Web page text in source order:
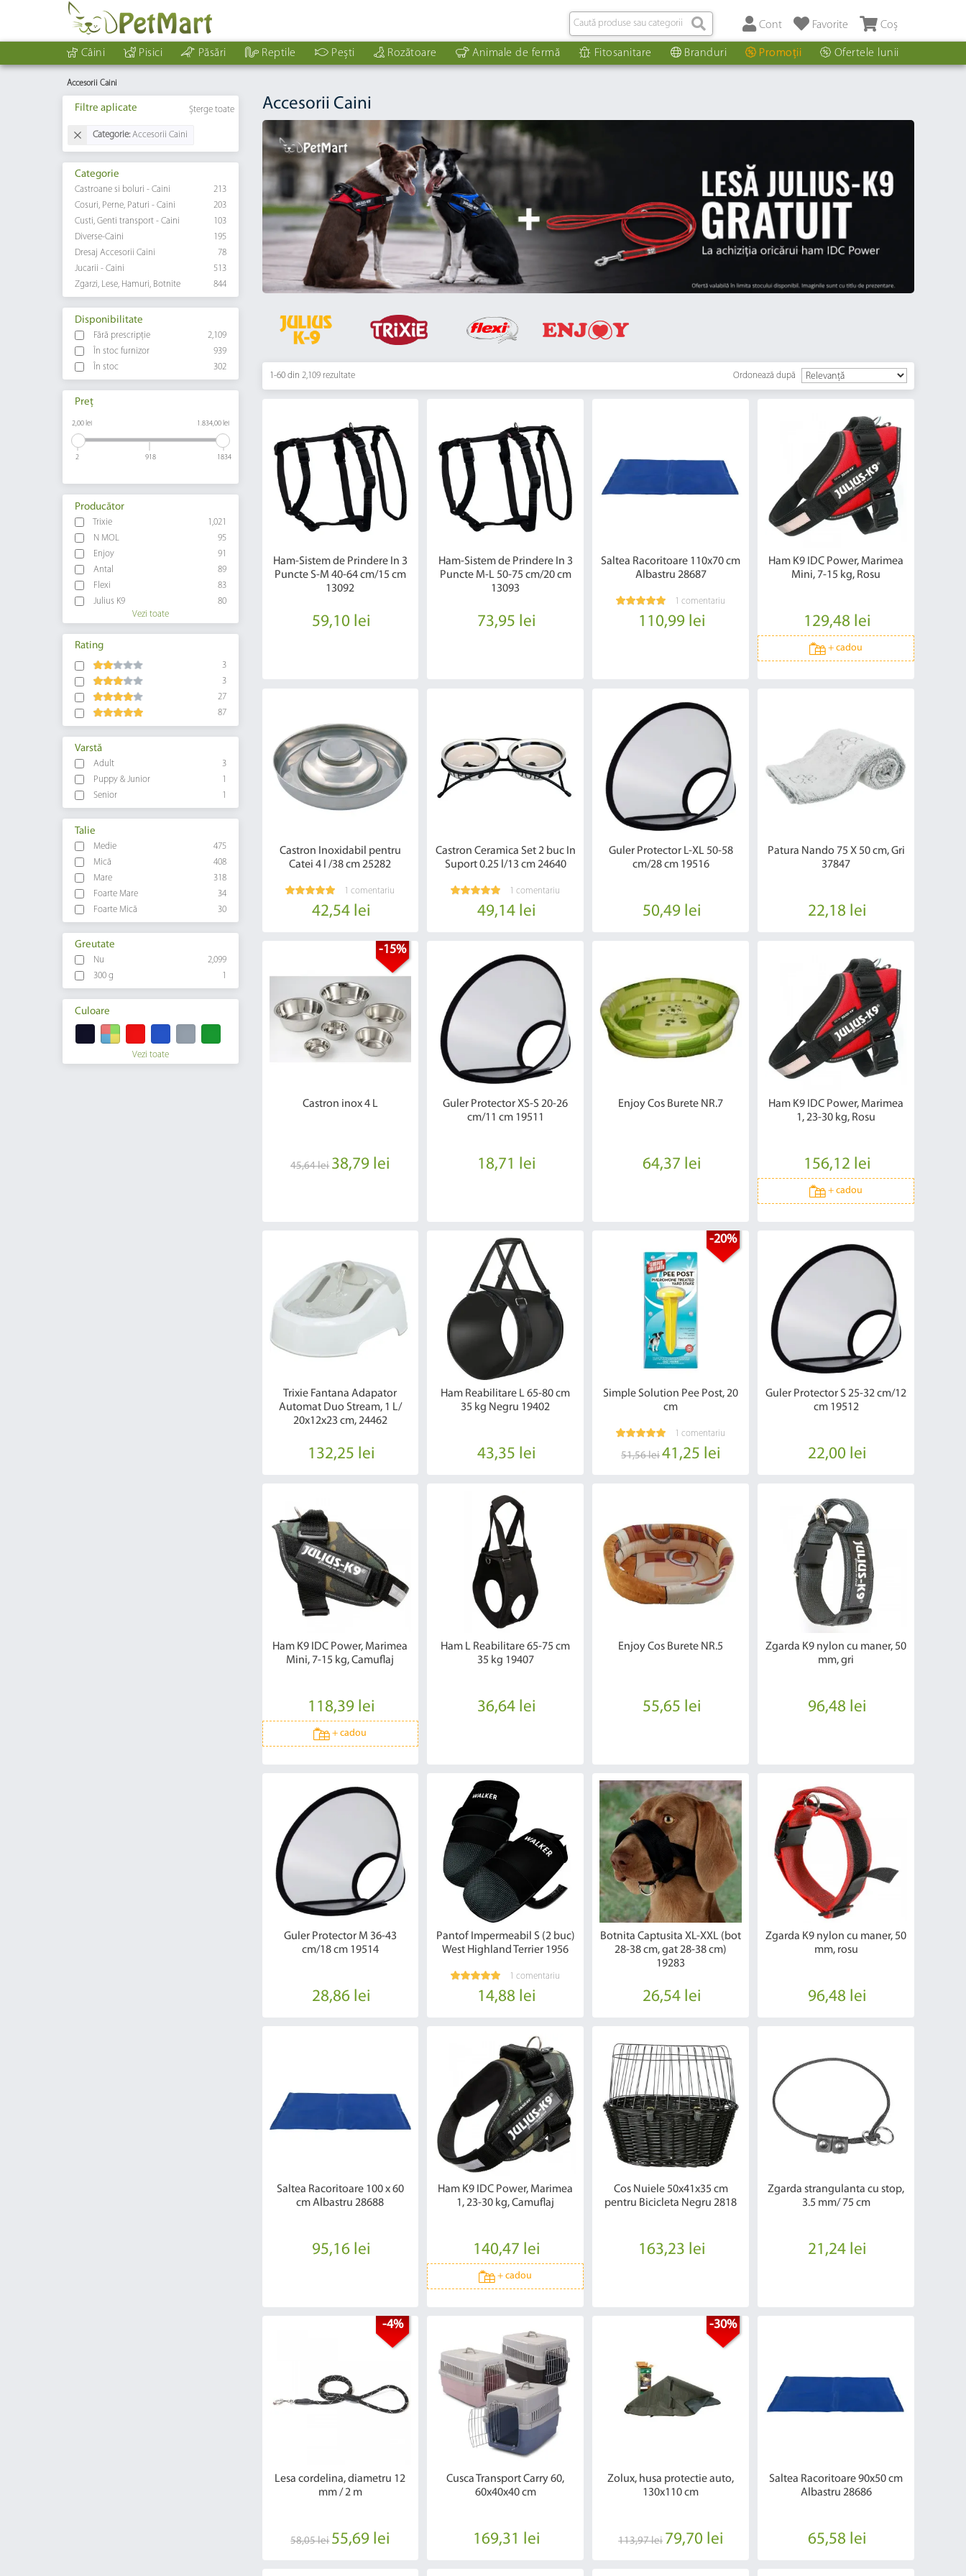
Coș
Favorite
Cont
Câini Pisici Păsări Reptile Pești Rozătoare Animale de fermă Fitosanitare Branduri Promoții Ofertele lunii
Accesorii Caini
Filtre aplicate Șterge toate
Categorie: Accesorii Caini
Categorie
Castroane si boluri - Caini
213
Cosuri, Perne, Paturi - Caini
203
Custi, Genti transport - Caini
103
Diverse-Caini
195
Dresaj Accesorii Caini
78
Jucarii - Caini
513
Zgarzi, Lese, Hamuri, Botnite
844
Disponibilitate
Fără prescripție
2,109
În stoc furnizor
939
În stoc
302
Preț
2,00 lei 1.834,00 lei
2 918 1834
Producător
Trixie
1,021
N MOL
95
Enjoy
91
Antal
89
Flexi
83
Julius K9
80
Vezi toate
Rating
3
3
27
87
Varstă
Adult
3
Puppy & Junior
1
Senior
1
Talie
Medie
475
Mică
408
Mare
318
Foarte Mare
34
Foarte Mică
30
Greutate
Nu
2,099
300 g
1
Culoare
Vezi toate
Accesorii Caini
1-60 din 2,109 rezultate Ordonează după
Ham-Sistem de Prindere In 3
Puncte S-M 40-64 cm/15 cm
13092
59,10 lei
Ham-Sistem de Prindere In 3
Puncte M-L 50-75 cm/20 cm
13093
73,95 lei
Saltea Racoritoare 110x70 cm
Albastru 28687
1 comentariu
110,99 lei
Ham K9 IDC Power, Marimea
Mini, 7-15 kg, Rosu
129,48 lei
+ cadou
Castron Inoxidabil pentru
Catei 4 l /38 cm 25282
1 comentariu
42,54 lei
Castron Ceramica Set 2 buc In
Suport 0.25 l/13 cm 24640
1 comentariu
49,14 lei
Guler Protector L-XL 50-58
cm/28 cm 19516
50,49 lei
Patura Nando 75 X 50 cm, Gri
37847
22,18 lei
-15%
Castron inox 4 L
45,64 lei 38,79 lei
Guler Protector XS-S 20-26
cm/11 cm 19511
18,71 lei
Enjoy Cos Burete NR.7
64,37 lei
Ham K9 IDC Power, Marimea
1, 23-30 kg, Rosu
156,12 lei
+ cadou
Trixie Fantana Adapator
Automat Duo Stream, 1 L/
20x12x23 cm, 24462
132,25 lei
Ham Reabilitare L 65-80 cm
35 kg Negru 19402
43,35 lei
-20%
Simple Solution Pee Post, 20
cm
1 comentariu
51,56 lei 41,25 lei
Guler Protector S 25-32 cm/12
cm 19512
22,00 lei
Ham K9 IDC Power, Marimea
Mini, 7-15 kg, Camuflaj
118,39 lei
+ cadou
Ham L Reabilitare 65-75 cm
35 kg 19407
36,64 lei
Enjoy Cos Burete NR.5
55,65 lei
Zgarda K9 nylon cu maner, 50
mm, gri
96,48 lei
Guler Protector M 36-43
cm/18 cm 19514
28,86 lei
Pantof Impermeabil S (2 buc)
West Highland Terrier 1956
1 comentariu
14,88 lei
Botnita Captusita XL-XXL (bot
28-38 cm, gat 28-38 cm)
19283
26,54 lei
Zgarda K9 nylon cu maner, 50
mm, rosu
96,48 lei
Saltea Racoritoare 100 x 60
cm Albastru 28688
95,16 lei
Ham K9 IDC Power, Marimea
1, 23-30 kg, Camuflaj
140,47 lei
+ cadou
Cos Nuiele 50x41x35 cm
pentru Bicicleta Negru 2818
163,23 lei
Zgarda strangulanta cu stop,
3.5 mm/ 75 cm
21,24 lei
-4%
Lesa cordelina, diametru 12
mm / 2 m
58,05 lei 55,69 lei
Cusca Transport Carry 60,
60x40x40 cm
169,31 lei
-30%
Zolux, husa protectie auto,
130x110 cm
113,97 lei 79,70 lei
Saltea Racoritoare 90x50 cm
Albastru 28686
65,58 lei